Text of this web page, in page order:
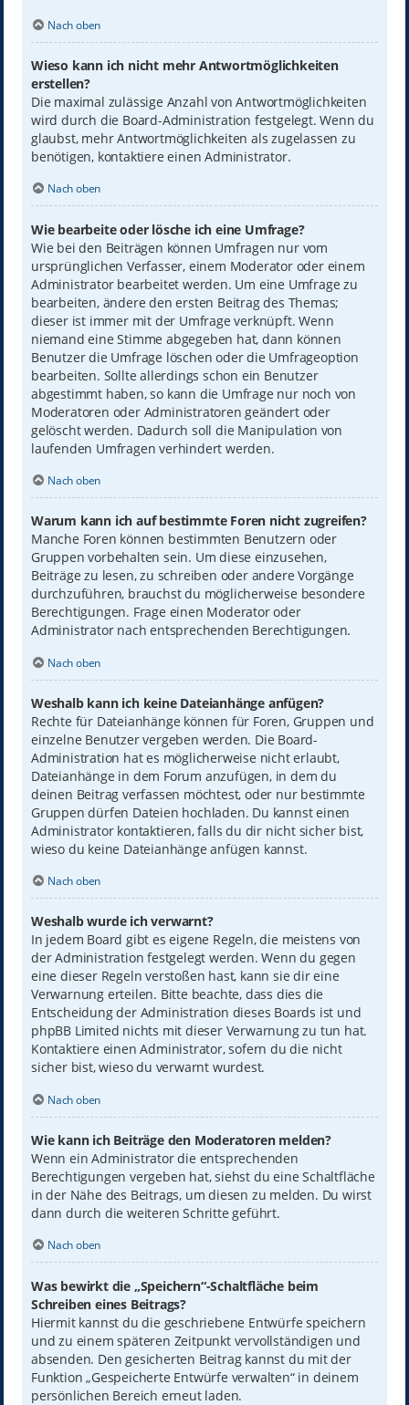
Nach oben
Wieso kann ich nicht mehr Antwortmöglichkeiten
erstellen?
Die maximal zulässige Anzahl von Antwortmöglichkeiten
wird durch die Board-Administration festgelegt. Wenn du
glaubst, mehr Antwortmöglichkeiten als zugelassen zu
benötigen, kontaktiere einen Administrator.
Nach oben
Wie bearbeite oder lösche ich eine Umfrage?
Wie bei den Beiträgen können Umfragen nur vom
ursprünglichen Verfasser, einem Moderator oder einem
Administrator bearbeitet werden. Um eine Umfrage zu
bearbeiten, ändere den ersten Beitrag des Themas;
dieser ist immer mit der Umfrage verknüpft. Wenn
niemand eine Stimme abgegeben hat, dann können
Benutzer die Umfrage löschen oder die Umfrageoption
bearbeiten. Sollte allerdings schon ein Benutzer
abgestimmt haben, so kann die Umfrage nur noch von
Moderatoren oder Administratoren geändert oder
gelöscht werden. Dadurch soll die Manipulation von
laufenden Umfragen verhindert werden.
Nach oben
Warum kann ich auf bestimmte Foren nicht zugreifen?
Manche Foren können bestimmten Benutzern oder
Gruppen vorbehalten sein. Um diese einzusehen,
Beiträge zu lesen, zu schreiben oder andere Vorgänge
durchzuführen, brauchst du möglicherweise besondere
Berechtigungen. Frage einen Moderator oder
Administrator nach entsprechenden Berechtigungen.
Nach oben
Weshalb kann ich keine Dateianhänge anfügen?
Rechte für Dateianhänge können für Foren, Gruppen und
einzelne Benutzer vergeben werden. Die Board-
Administration hat es möglicherweise nicht erlaubt,
Dateianhänge in dem Forum anzufügen, in dem du
deinen Beitrag verfassen möchtest, oder nur bestimmte
Gruppen dürfen Dateien hochladen. Du kannst einen
Administrator kontaktieren, falls du dir nicht sicher bist,
wieso du keine Dateianhänge anfügen kannst.
Nach oben
Weshalb wurde ich verwarnt?
In jedem Board gibt es eigene Regeln, die meistens von
der Administration festgelegt werden. Wenn du gegen
eine dieser Regeln verstoßen hast, kann sie dir eine
Verwarnung erteilen. Bitte beachte, dass dies die
Entscheidung der Administration dieses Boards ist und
phpBB Limited nichts mit dieser Verwarnung zu tun hat.
Kontaktiere einen Administrator, sofern du die nicht
sicher bist, wieso du verwarnt wurdest.
Nach oben
Wie kann ich Beiträge den Moderatoren melden?
Wenn ein Administrator die entsprechenden
Berechtigungen vergeben hat, siehst du eine Schaltfläche
in der Nähe des Beitrags, um diesen zu melden. Du wirst
dann durch die weiteren Schritte geführt.
Nach oben
Was bewirkt die „Speichern“-Schaltfläche beim
Schreiben eines Beitrags?
Hiermit kannst du die geschriebene Entwürfe speichern
und zu einem späteren Zeitpunkt vervollständigen und
absenden. Den gesicherten Beitrag kannst du mit der
Funktion „Gespeicherte Entwürfe verwalten“ in deinem
persönlichen Bereich erneut laden.